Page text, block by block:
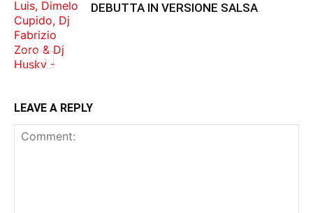
DEBUTTA IN VERSIONE SALSA
LEAVE A REPLY